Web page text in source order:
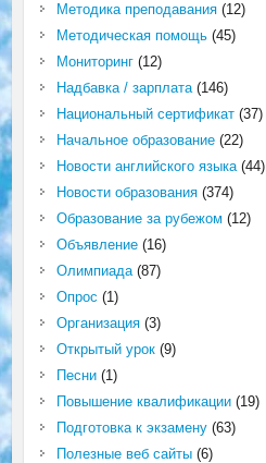
Методика преподавания(12)
Методическая помощь(45)
Мониторинг(12)
Надбавка / зарплата(146)
Национальный сертификат(37)
Начальное образование(22)
Новости английского языка(44)
Новости образования(374)
Образование за рубежом (12)
Объявление(16)
Олимпиада(87)
Опрос (1)
Организация(3)
Открытый урок(9)
Песни(1)
Повышение квалификации(19)
Подготовка к экзамену(63)
Полезные веб сайты(6)